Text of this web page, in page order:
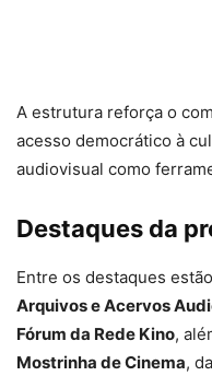
A estrutura reforça o
acesso democrático à
audiovisual como
Destaques da
Entre os destaques
Arquivos e Acervos
Fórum da Rede Kino,
Mostrinha de Cinema, da